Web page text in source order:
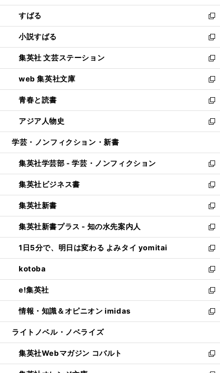
開
く
ウ
で
開
く
ン
ド
ウ
で
開
く
すばる
新
し
い
ウ
ィ
ン
ド
ウ
で
開
く
小説すばる
新
し
い
ウ
ィ
ン
ド
ウ
で
開
集英社 文芸ステーション
新
し
い
ウ
ィ
ン
ド
ウ
開
く
web 集英社文庫
新
し
い
ウ
ィ
ン
ウ
で
開
く
青春と読書
新
し
い
ウ
ン
ド
ウ
で
開
く
アジア人物史
新
し
ウ
ィ
ン
ド
ウ
で
開
く
学芸・ノンフィクション・新書
集英社学芸部 - 学芸・ノンフィクション
新
し
い
ウ
ィ
ン
ド
ウ
で
開
く
集英社ビジネス書
新
し
い
ウ
ィ
ン
ド
ウ
で
開
く
集英社新書
新
し
い
ウ
ィ
ン
ド
ウ
で
開
く
集英社新書プラス - 知の水先案内人
新
し
い
ウ
ィ
ン
ド
ウ
で
開
1日5分で、明日は変わる よみタイ yomitai
新
し
い
ウ
ィ
ン
ド
ウ
開
く
kotoba
新
し
い
ウ
ィ
ン
ウ
で
開
e!集英社
新
し
い
ウ
ン
ド
ウ
情報・知識＆オピニオン imidas
新
し
ウ
ィ
ン
ライトノベル・ノベライズ
集英社Webマガジン コバルト
新
し